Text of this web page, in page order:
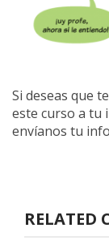
Si deseas que
este curso a tu
envíanos tu
RELATED